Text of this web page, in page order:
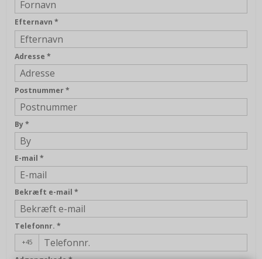
Efternavn *
Adresse *
Postnummer*
By*
E-mail *
Bekræft e-mail *
Telefonnr. *
+45